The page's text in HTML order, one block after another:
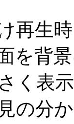
再生
を背
く表
の分